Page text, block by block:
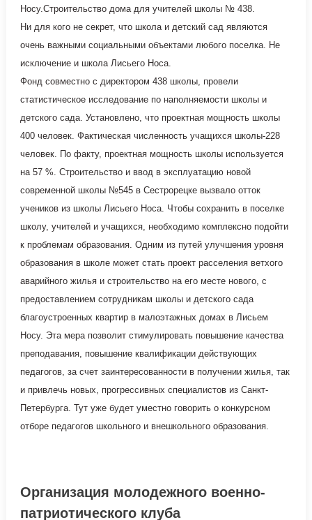
Носу.Строительство дома для учителей школы № 438.
Ни для кого не секрет, что школа и детский сад являются
очень важными социальными объектами любого поселка. Не
исключение и школа Лисьего Носа.
Фонд совместно с директором 438 школы, провели
статистическое исследование по наполняемости школы и
детского сада. Установлено, что проектная мощность школы
400 человек. Фактическая численность учащихся школы-228
человек. По факту, проектная мощность школы используется
на 57 %. Строительство и ввод в эксплуатацию новой
современной школы №545 в Сестрорецке вызвало отток
учеников из школы Лисьего Носа. Чтобы сохранить в поселке
школу, учителей и учащихся, необходимо комплексно подойти
к проблемам образования. Одним из путей улучшения уровня
образования в школе может стать проект расселения ветхого
аварийного жилья и строительство на его месте нового, с
предоставлением сотрудникам школы и детского сада
благоустроенных квартир в малоэтажных домах в Лисьем
Носу. Эта мера позволит стимулировать повышение качества
преподавания, повышение квалификации действующих
педагогов, за счет заинтересованности в получении жилья, так
и привлечь новых, прогрессивных специалистов из Санкт-
Петербурга. Тут уже будет уместно говорить о конкурсном
отборе педагогов школьного и внешкольного образования.
Организация молодежного военно-
патриотического клуба